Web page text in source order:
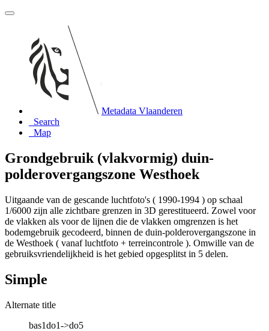
Metadata Vlaanderen
Search
Map
Grondgebruik (vlakvormig) duin-
polderovergangszone Westhoek
Uitgaande van de gescande luchtfoto's ( 1990-1994 ) op schaal
1/6000 zijn alle zichtbare grenzen in 3D gerestitueerd. Zowel voor
de vlakken als voor de lijnen die de vlakken omgrenzen is het
bodemgebruik gecodeerd, binnen de duin-polderovergangszone in
de Westhoek ( vanaf luchtfoto + terreincontrole ). Omwille van de
gebruiksvriendelijkheid is het gebied opgesplitst in 5 delen.
Simple
Alternate title
bas1do1->do5